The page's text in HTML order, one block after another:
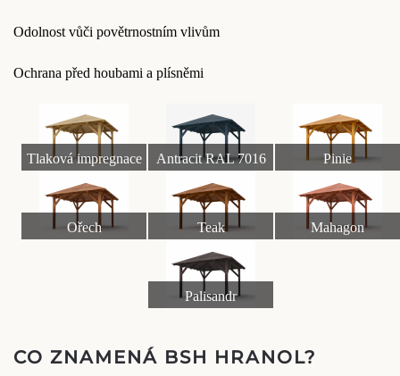
Odolnost vůči povětrnostním vlivům
Ochrana před houbami a plísněmi
Tlaková impregnace Antracit RAL 7016 Pinie
Ořech Teak Mahagon
Palisandr
CO ZNAMENÁ BSH HRANOL?